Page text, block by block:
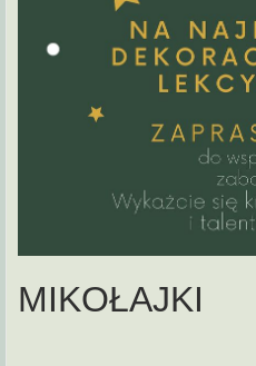
MIKOŁAJKI